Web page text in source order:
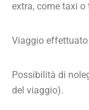
extra, come taxi o
Viaggio
Possibilità di
del viaggio).